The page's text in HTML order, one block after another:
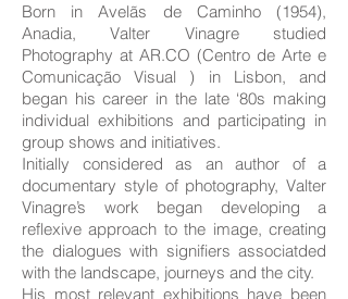
Born in Avelãs de Caminho (1954),
Anadia, Valter Vinagre studied
Photography at AR.CO (Centro de Arte e
Comunicação Visual ) in Lisbon, and
began his career in the late ‘80s making
individual exhibitions and participating in
group shows and initiatives.
Initially considered as an author of a
documentary style of photography, Valter
Vinagre’s work began developing a
reflexive approach to the image, creating
the dialogues with signifiers associatded
with the landscape, journeys and the city.
His most relevant exhibitions have been